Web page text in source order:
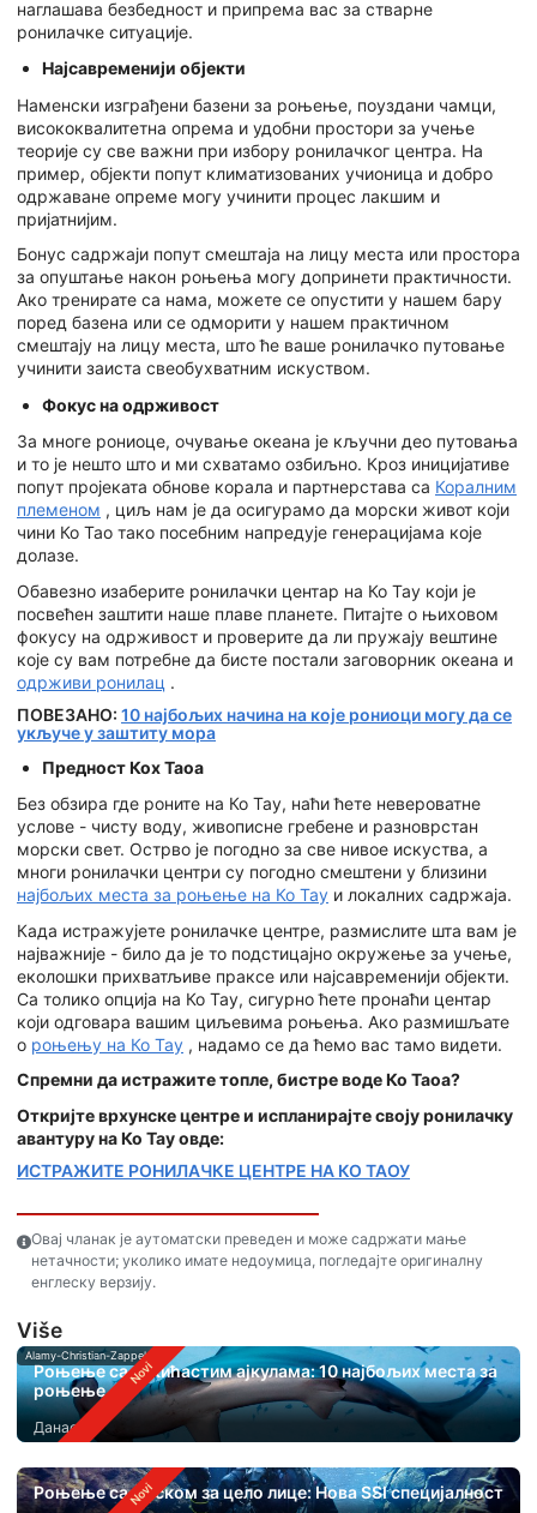
наглашава безбедност и припрема вас за стварне
ронилачке ситуације.
Најсавременији објекти
Наменски изграђени базени за роњење, поуздани чамци,
висококвалитетна опрема и удобни простори за учење
теорије су све важни при избору ронилачког центра. На
пример, објекти попут климатизованих учионица и добро
одржаване опреме могу учинити процес лакшим и
пријатнијим.
Бонус садржаји попут смештаја на лицу места или простора
за опуштање након роњења могу допринети практичности.
Ако тренирате са нама, можете се опустити у нашем бару
поред базена или се одморити у нашем практичном
смештају на лицу места, што ће ваше ронилачко путовање
учинити заиста свеобухватним искуством.
Фокус на одрживост
За многе рониоце, очување океана је кључни део путовања
и то је нешто што и ми схватамо озбиљно. Кроз иницијативе
попут пројеката обнове корала и партнерстава са Коралним
племеном , циљ нам је да осигурамо да морски живот који
чини Ко Тао тако посебним напредује генерацијама које
долазе.
Обавезно изаберите ронилачки центар на Ко Тау који је
посвећен заштити наше плаве планете. Питајте о њиховом
фокусу на одрживост и проверите да ли пружају вештине
које су вам потребне да бисте постали заговорник океана и
одрживи ронилац .
ПОВЕЗАНО: 10 најбољих начина на које рониоци могу да се
укључе у заштиту мора
Предност Кох Таоа
Без обзира где роните на Ко Тау, наћи ћете невероватне
услове - чисту воду, живописне гребене и разноврстан
морски свет. Острво је погодно за све нивое искуства, а
многи ронилачки центри су погодно смештени у близини
најбољих места за роњење на Ко Тау и локалних садржаја.
Када истражујете ронилачке центре, размислите шта вам је
најважније - било да је то подстицајно окружење за учење,
еколошки прихватљиве праксе или најсавременији објекти.
Са толико опција на Ко Тау, сигурно ћете пронаћи центар
који одговара вашим циљевима роњења. Ако размишљате
о роњењу на Ко Тау , надамо се да ћемо вас тамо видети.
Спремни да истражите топле, бистре воде Ко Таоа?
Откријте врхунске центре и испланирајте своју ронилачку
авантуру на Ко Тау овде:
ИСТРАЖИТЕ РОНИЛАЧКЕ ЦЕНТРЕ НА КО ТАОУ
Овај чланак је аутоматски преведен и може садржати мање
нетачности; уколико имате недоумица, погледајте оригиналну
енглеску верзију.
Više
Alamy-Christian-Zappel
Роњење са чекићастим ајкулама: 10 најбољих места за
роњење
Данас
Роњење са маском за цело лице: Нова SSI специјалност